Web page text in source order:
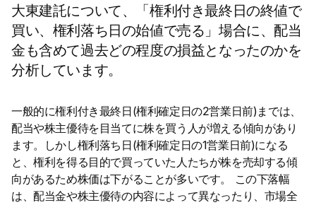
大東建託について、「権利付き最終日の終値で
買い、権利落ち日の始値で売る」場合に、配当
金も含めて過去どの程度の損益となったのかを
分析しています。
一般的に権利付き最終日(権利確定日の2営業日前)までは、
配当や株主優待を目当てに株を買う人が増える傾向があり
ます。しかし権利落ち日(権利確定日の1営業日前)になる
と、権利を得る目的で買っていた人たちが株を売却する傾
向があるため株価は下がることが多いです。 この下落幅
は、配当金や株主優待の内容によって異なったり、市場全